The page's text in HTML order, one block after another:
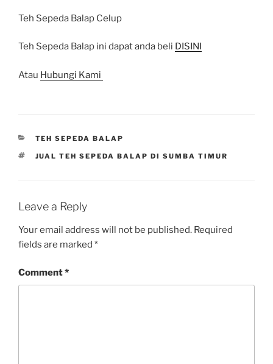
Teh Sepeda Balap Celup
Teh Sepeda Balap ini dapat anda beli DISINI
Atau Hubungi Kami
CATEGORIES
TEH SEPEDA BALAP
TAGS
JUAL TEH SEPEDA BALAP DI SUMBA TIMUR
Leave a Reply
Your email address will not be published. Required
fields are marked *
Comment*